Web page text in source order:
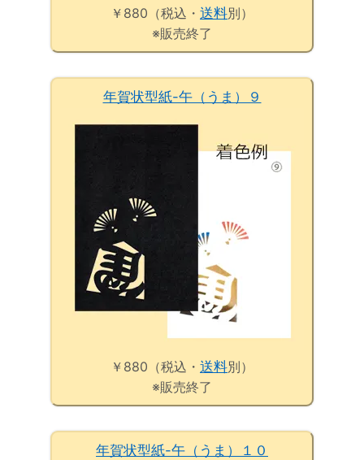
￥880（税込・ 送料別）
※販売終了
年賀状型紙-午（うま）９
￥880（税込・ 送料別）
※販売終了
年賀状型紙-午（うま）１０